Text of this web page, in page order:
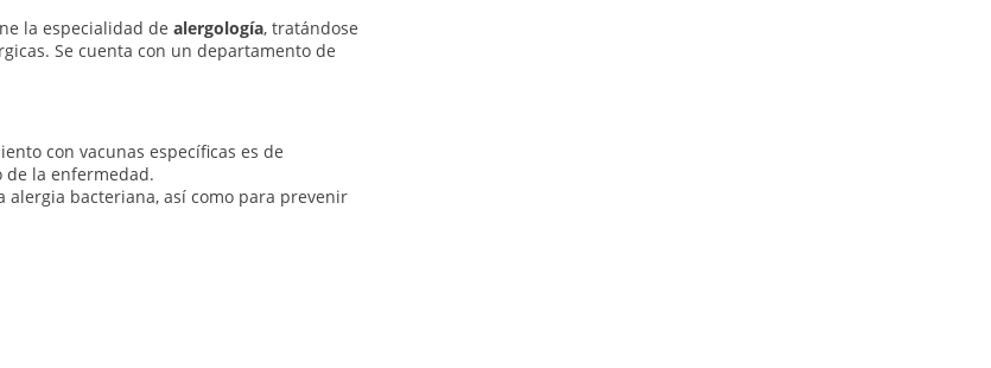
la especialidad de alergología, tratándose
Se cuenta con un departamento de
con vacunas específicas es de
de la enfermedad.
bacteriana, así como para prevenir